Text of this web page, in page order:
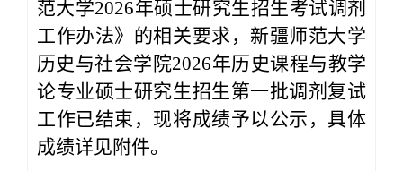
范大学2026年硕士研究生招生考试调剂
工作办法》 的相关要求 ， 新疆师范大学
历史与社会学院2026年历史课程与教学
论专业硕士研究生招生第一批调剂 复试
工作已结束，现将成绩予以公示， 具体
成绩详见附件。